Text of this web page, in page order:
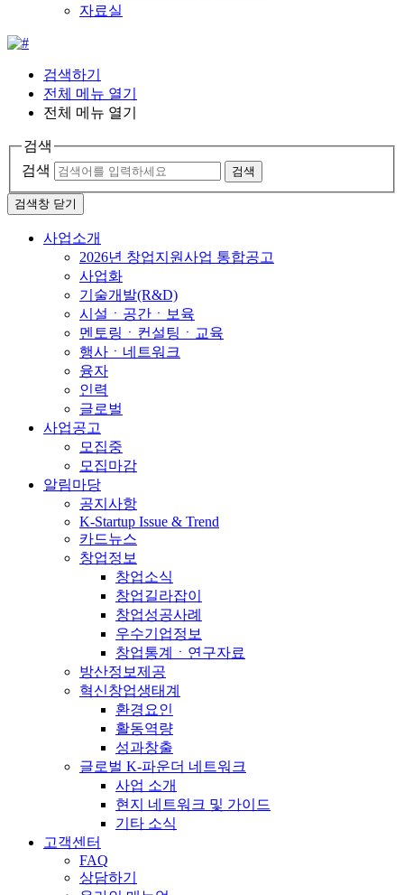
자료실
검색하기
전체 메뉴 열기
전체 메뉴 열기
검색
검색
검색
검색창 닫기
사업소개
2026년 창업지원사업 통합공고
사업화
기술개발(R&D)
시설ㆍ공간ㆍ보육
멘토링ㆍ컨설팅ㆍ교육
행사ㆍ네트워크
융자
인력
글로벌
사업공고
모집중
모집마감
알림마당
공지사항
K-Startup Issue & Trend
카드뉴스
창업정보
창업소식
창업길라잡이
창업성공사례
우수기업정보
창업통계ㆍ연구자료
방산정보제공
혁신창업생태계
환경요인
활동역량
성과창출
글로벌 K-파운더 네트워크
사업 소개
현지 네트워크 및 가이드
기타 소식
고객센터
FAQ
상담하기